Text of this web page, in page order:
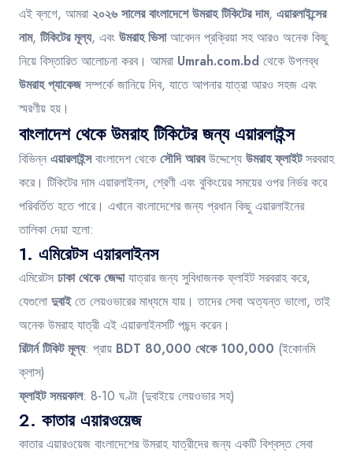
এই ব্লগে, আমরা ২০২৬ সালের বাংলাদেশে উমরাহ টিকিটের দাম, এয়ারলাইন্সের
নাম, টিকিটের মূল্য, এবং উমরাহ ভিসাআবেদন প্রক্রিয়া সহ আরও অনেক কিছু
নিয়ে বিস্তারিত আলোচনা করব। আমরা Umrah.com.bd থেকে উপলব্ধ
উমরাহ প্যাকেজসম্পর্কে জানিয়ে দিব, যাতে আপনার যাত্রা আরও সহজ এবং
স্মরণীয় হয়।
বাংলাদেশ থেকে উমরাহ টিকিটের জন্য এয়ারলাইন্স
বিভিন্ন এয়ারলাইন্সবাংলাদেশ থেকে সৌদি আরবউদ্দেশ্যে উমরাহ ফ্লাইটসরবরাহ
করে। টিকিটের দাম এয়ারলাইনস, শ্রেণী এবং বুকিংয়ের সময়ের ওপর নির্ভর করে
পরিবর্তিত হতে পারে। এখানে বাংলাদেশের জন্য প্রধান কিছু এয়ারলাইনের
তালিকা দেয়া হলো:
1. এমিরেটস এয়ারলাইনস
এমিরেটস ঢাকা থেকে জেদ্দাযাত্রার জন্য সুবিধাজনক ফ্লাইট সরবরাহ করে,
যেগুলো দুবাইতে লেয়ওভারের মাধ্যমে যায়। তাদের সেবা অত্যন্ত ভালো, তাই
অনেক উমরাহ যাত্রী এই এয়ারলাইনসটি পছন্দ করেন।
রিটার্ন টিকিট মূল্য: প্রায় BDT 80,000 থেকে 100,000 (ইকোনমি
ক্লাস)
ফ্লাইট সময়কাল: 8-10 ঘণ্টা (দুবাইয়ে লেয়ওভার সহ)
2. কাতার এয়ারওয়েজ
কাতার এয়ারওয়েজ বাংলাদেশের উমরাহ যাত্রীদের জন্য একটি বিশ্বস্ত সেবা